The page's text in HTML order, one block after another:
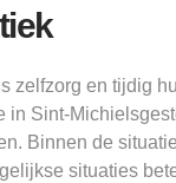
zelfzorg en tijdig
in Sint-
Binnen de situatie
situaties